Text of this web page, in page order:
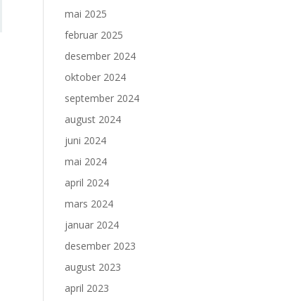
mai 2025
februar 2025
desember 2024
oktober 2024
september 2024
august 2024
juni 2024
mai 2024
april 2024
mars 2024
januar 2024
desember 2023
august 2023
april 2023